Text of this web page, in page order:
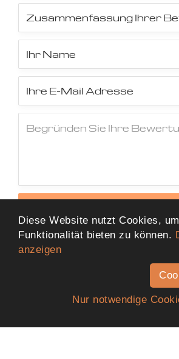
Diese Website nutzt Cookies,
Funktionalität bieten zu können.
anzeigen
Nur notwendige